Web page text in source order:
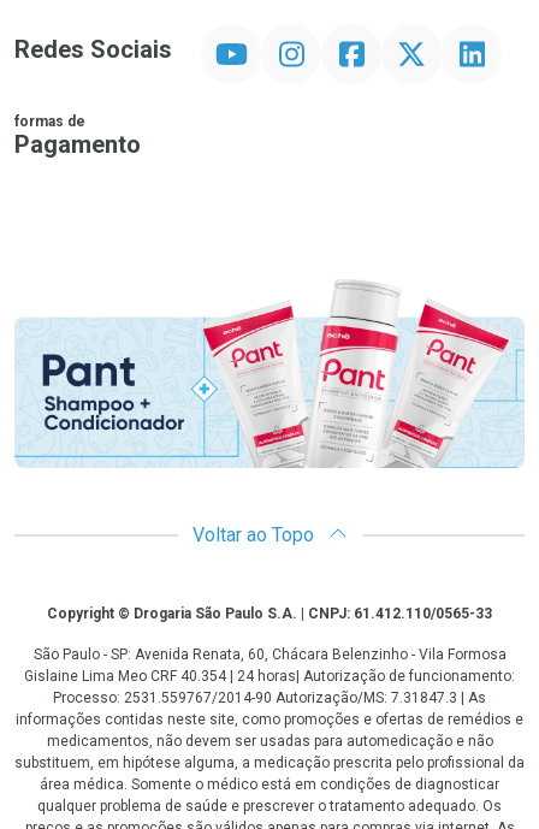
Redes Sociais InstagramFacebook Linkedin
formas de
Pagamento
Promoção em Destaque
Voltar ao Topo
CopyrightCopyright © Drogaria São Paulo S.A. | CNPJ: 61.412.110/0565-33
São Paulo - SP: Avenida Renata, 60, Chácara Belenzinho - Vila Formosa
Gislaine Lima Meo CRF 40.354 | 24 horas| Autorização de funcionamento:
Processo: 2531.559767/2014-90 Autorização/MS: 7.31847.3 | As
informações contidas neste site, como promoções e ofertas de remédios e
medicamentos, não devem ser usadas para automedicação e não
substituem, em hipótese alguma, a medicação prescrita pelo profissional da
área médica. Somente o médico está em condições de diagnosticar
qualquer problema de saúde e prescrever o tratamento adequado. Os